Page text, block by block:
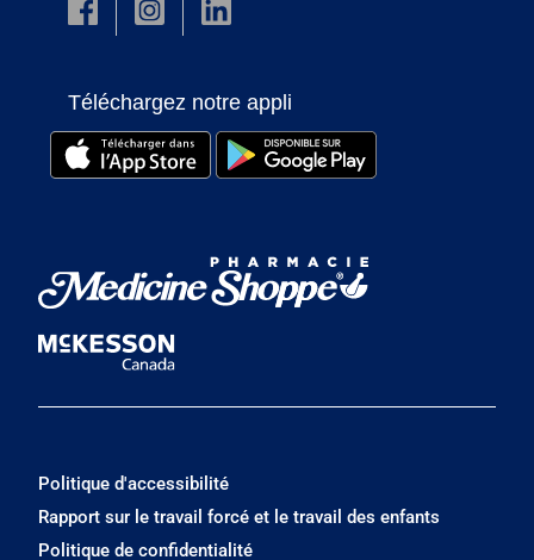
Téléchargez notre appli
Politique d'accessibilité
Rapport sur le travail forcé et le travail des enfants
Politique de confidentialité